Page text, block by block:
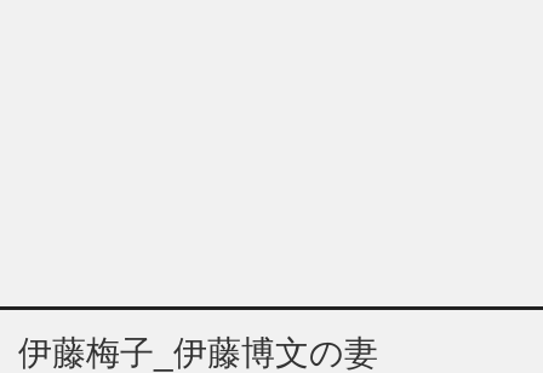
伊藤梅子_伊藤博文の妻